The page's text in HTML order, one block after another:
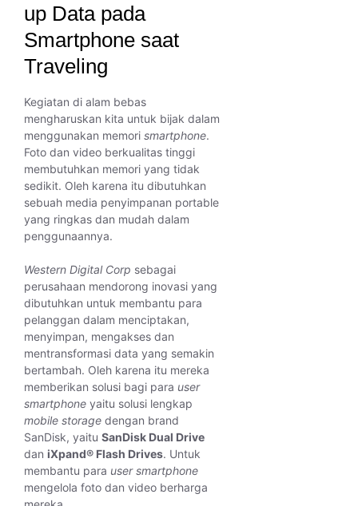
up Data pada
Smartphone saat
Traveling
Kegiatan di alam bebas
mengharuskan kita untuk bijak dalam
menggunakan memori smartphone.
Foto dan video berkualitas tinggi
membutuhkan memori yang tidak
sedikit. Oleh karena itu dibutuhkan
sebuah media penyimpanan portable
yang ringkas dan mudah dalam
penggunaannya.
Western Digital Corp sebagai
perusahaan mendorong inovasi yang
dibutuhkan untuk membantu para
pelanggan dalam menciptakan,
menyimpan, mengakses dan
mentransformasi data yang semakin
bertambah. Oleh karena itu mereka
memberikan solusi bagi para user
smartphone yaitu solusi lengkap
mobile storage dengan brand
SanDisk, yaitu SanDisk Dual Drive
dan iXpand® Flash Drives. Untuk
membantu para user smartphone
mengelola foto dan video berharga